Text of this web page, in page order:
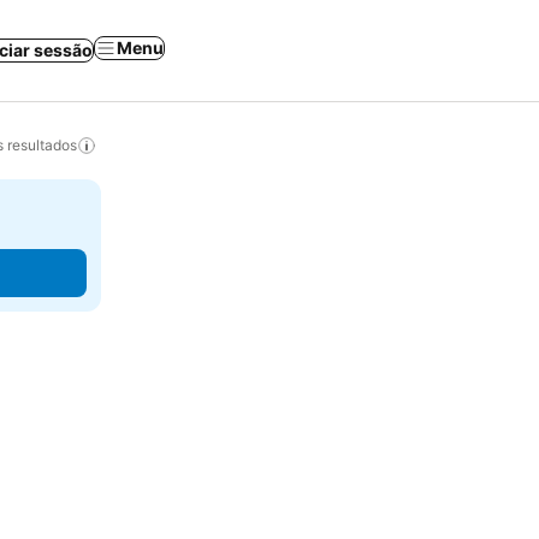
sessão Menu
resultados